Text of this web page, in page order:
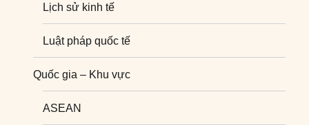
Lịch sử kinh tế
Luật pháp quốc tế
Quốc gia – Khu vực
ASEAN